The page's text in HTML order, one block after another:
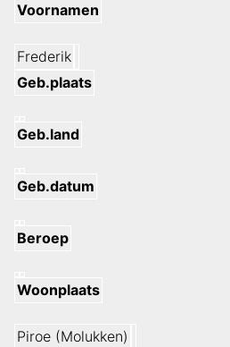
Voornamen
Frederik
Geb.plaats
Geb.land
Geb.datum
Beroep
Woonplaats
Piroe (Molukken)